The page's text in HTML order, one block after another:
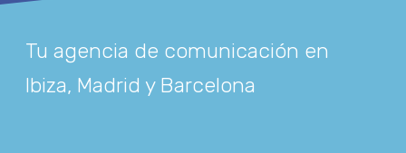
Tu agencia de comunicación en
Ibiza, Madrid y Barcelona